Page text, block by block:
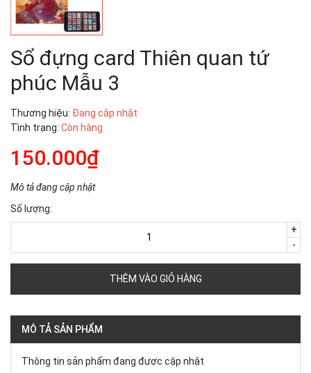
Sổ đựng card Thiên quan tứ
phúc Mẫu 3
Thương hiệu: Đang cập nhật
Tình trạng: Còn hàng
150.000₫
Mô tả đang cập nhật
Số lượng:
-
+
THÊM VÀO GIỎ HÀNG
MÔ TẢ SẢN PHẨM
Thông tin sản phẩm đang được cập nhật